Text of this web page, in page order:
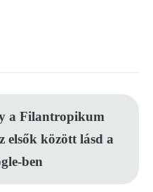
a Filantropikum
elsők között lásd a
ben